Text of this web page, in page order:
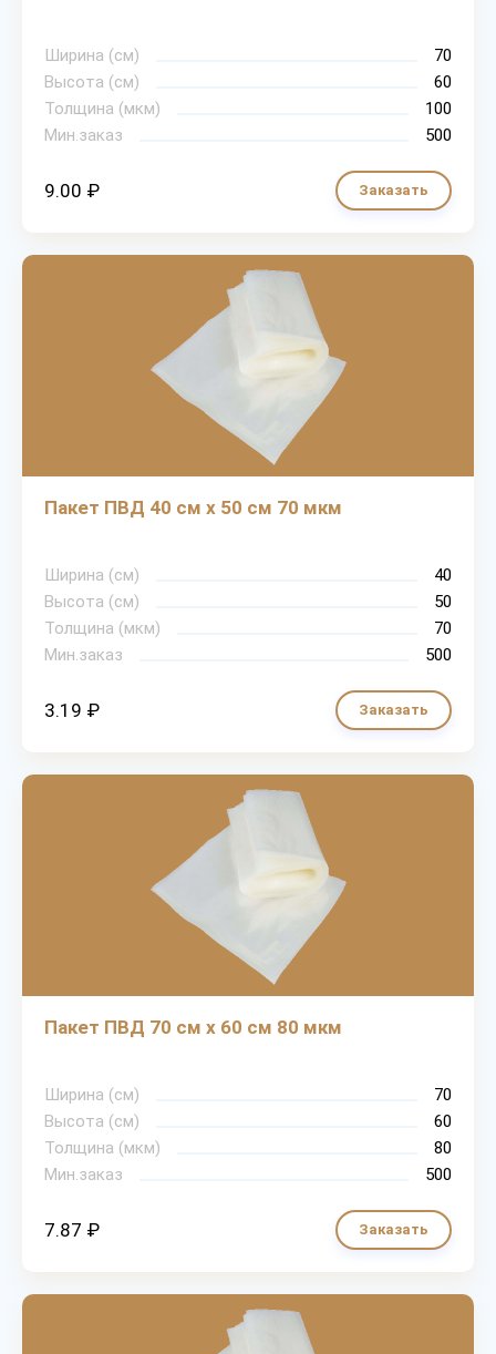
Ширина (см)
70
Высота (см)
60
Толщина (мкм)
100
Мин.заказ
500
9.00 ₽ Заказать
Пакет ПВД 40 см х 50 см 70 мкм
Ширина (см)
40
Высота (см)
50
Толщина (мкм)
70
Мин.заказ
500
3.19 ₽ Заказать
Пакет ПВД 70 см х 60 см 80 мкм
Ширина (см)
70
Высота (см)
60
Толщина (мкм)
80
Мин.заказ
500
7.87 ₽ Заказать